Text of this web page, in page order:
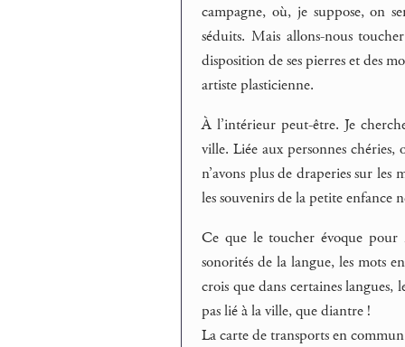
campagne, où, je suppose, on
séduits. Mais allons-nous
disposition de ses pierres et des
artiste plasticienne.
À l’intérieur peut-être. Je
ville. Liée aux personnes chéries,
n’avons plus de draperies sur
les souvenirs de la petite enfance
Ce que le toucher évoque pour
sonorités de la langue, les mots
crois que dans certaines
pas lié à la ville, que diantre !
La carte de transports en commun